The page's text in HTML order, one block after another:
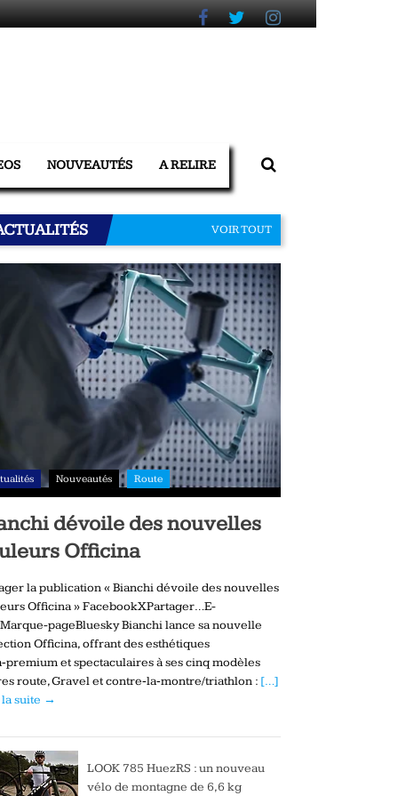
NOUVEAUTÉS A RELIRE
VOIR TOUT
Nouveautés Route
dévoile des nouvelles
Officina
la publication « Bianchi dévoile des nouvelles
Officina » FacebookXPartager…E-
pageBluesky Bianchi lance sa nouvelle
Officina, offrant des esthétiques
et spectaculaires à ses cinq modèles
route, Gravel et contre‑la‑montre/triathlon : […]
suite →
LOOK 785 HuezRS : un nouveau
vélo de montagne de 6,6 kg